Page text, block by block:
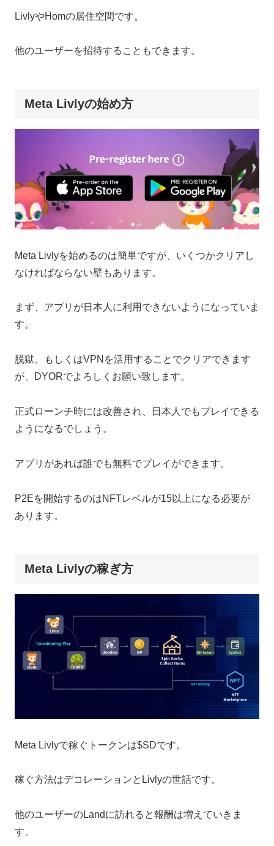
LivlyやHomの居住空間です。
他のユーザーを招待することもできます。
Meta Livlyの始め方
Meta Livlyを始めるのは簡単ですが、いくつかクリアし
なければならない壁もあります。
まず、アプリが日本人に利用できないようになっていま
す。
脱獄、もしくはVPNを活用することでクリアできます
が、DYORでよろしくお願い致します。
正式ローンチ時には改善され、日本人でもプレイできる
ようになるでしょう。
アプリがあれば誰でも無料でプレイができます。
P2Eを開始するのはNFTレベルが15以上になる必要が
あります。
Meta Livlyの稼ぎ方
Meta Livlyで稼ぐトークンは$SDです。
稼ぐ方法はデコレーションとLivlyの世話です。
他のユーザーのLandに訪れると報酬は増えていきま
す。